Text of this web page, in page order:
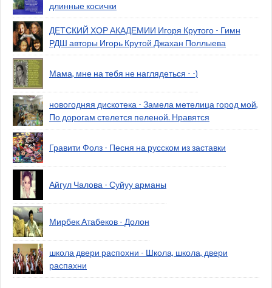
длинные косички
ДЕТСКИЙ ХОР АКАДЕМИИ Игоря Крутого - Гимн
РДШ авторы Игорь Крутой Джахан Поллыева
Мама, мне на тебя не наглядеться - -)
новогодняя дискотека - Замела метелица город мой,
По дорогам стелется пеленой. Нравятся
Гравити Фолз - Песня на русском из заставки
Айгул Чалова - Суйуу арманы
Мирбек Атабеков - Долон
школа двери распохни - Школа, школа, двери
распахни